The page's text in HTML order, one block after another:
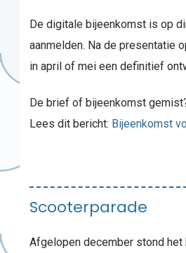
De digitale bijeenkomst is op
aanmelden. Na de presentatie
in april of mei een definitief
De brief of bijeenkomst
Lees dit bericht: Bijeenkomst
Scooterparade
Afgelopen december stond het